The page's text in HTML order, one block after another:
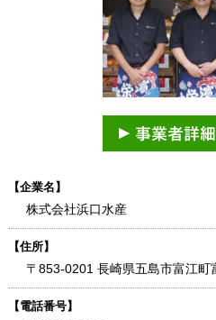
【企業名】
株式会社浜口水産
【住所】
〒853-0201 長崎県五島市富江町
【電話番号】